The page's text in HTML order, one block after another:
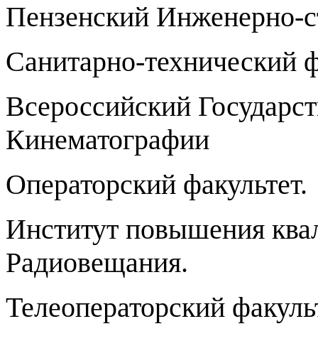
Пензенский Инженерно-
Санитарно-технический
Всероссийский
Кинематографии
Операторский факультет.
Институт повышения
Радиовещания.
Телеоператорский